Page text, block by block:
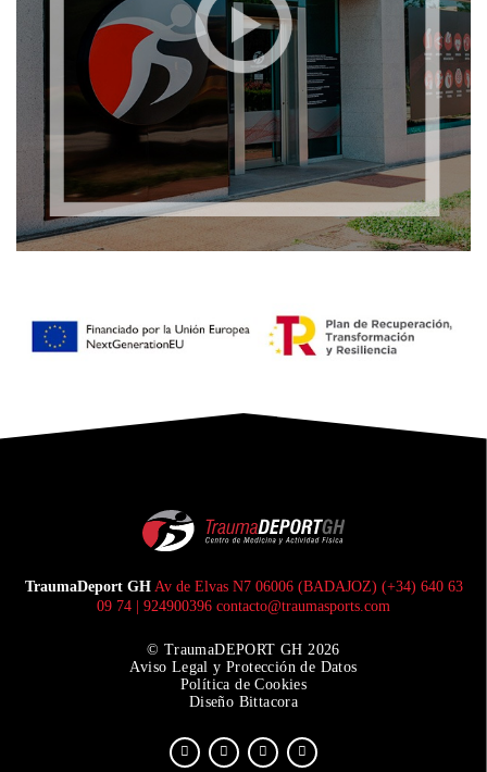
TraumaDeport GHAv de Elvas N7 06006 (BADAJOZ) (+34) 640 63
09 74 | 924900396 contacto@traumasports.com
© TraumaDEPORT GH 2026
Aviso Legal y Protección de Datos
Política de Cookies
Diseño Bittacora